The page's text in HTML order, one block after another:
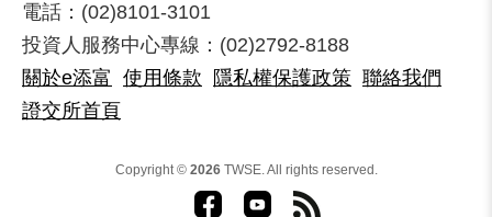
電話：(02)8101-3101
投資人服務中心專線：(02)2792-8188
關於e添富 使用條款 隱私權保護政策 聯絡我們
證交所首頁
Copyright © 2026TWSE. All rights reserved.